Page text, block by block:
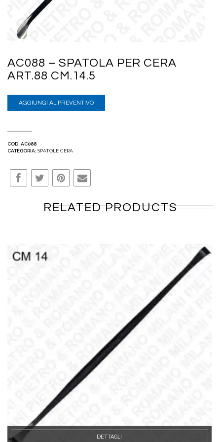
AC088 – SPATOLA PER CERA
ART.88 CM.14.5
AGGIUNGI AL PREVENTIVO
COD: AC088
CATEGORIA: SPATOLE CERA
RELATED PRODUCTS
DETTAGLI